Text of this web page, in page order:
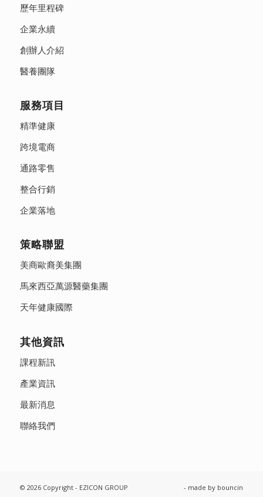
歷年里程碑
企業永續
創辦人介紹
醫養團隊
服務項目
精準健康
跨境電商
通路零售
整合行銷
企業落地
策略聯盟
美商歐裔美集團
馬來西亞萬源醫藥集團
天年健康國際
其他資訊
課程新訊
產業資訊
最新消息
聯絡我們
© 2026 Copyright - EZICON GROUP - made by bouncin